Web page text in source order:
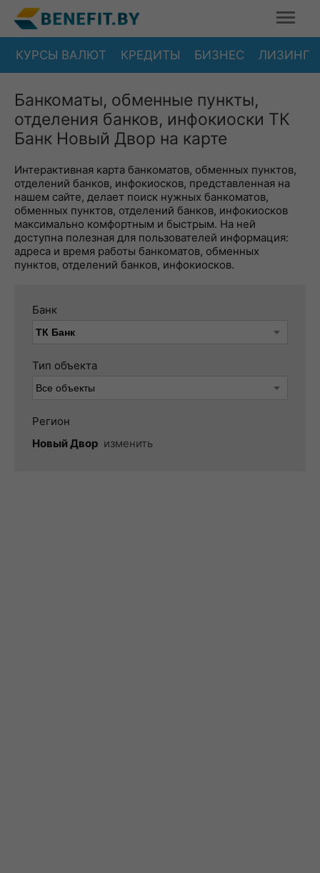
КУРСЫ ВАЛЮТ КРЕДИТЫ БИЗНЕС ЛИЗИНГ
Банкоматы, обменные пункты,
отделения банков, инфокиоски ТК
Банк Новый Двор на карте
Интерактивная карта банкоматов, обменных пунктов,
отделений банков, инфокиосков, представленная на
нашем сайте, делает поиск нужных банкоматов,
обменных пунктов, отделений банков, инфокиосков
максимально комфортным и быстрым. На ней
доступна полезная для пользователей информация:
адреса и время работы банкоматов, обменных
пунктов, отделений банков, инфокиосков.
Банк
Тип объекта
Регион
Новый Двор изменить